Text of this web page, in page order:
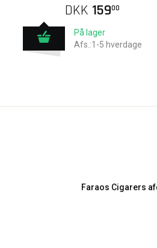
DKK 15900
På lager
Afs.:1-5 hverdage
Faraos Cigarers